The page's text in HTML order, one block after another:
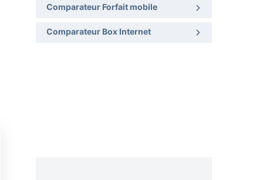
Comparateur Forfait mobile
Comparateur Box Internet